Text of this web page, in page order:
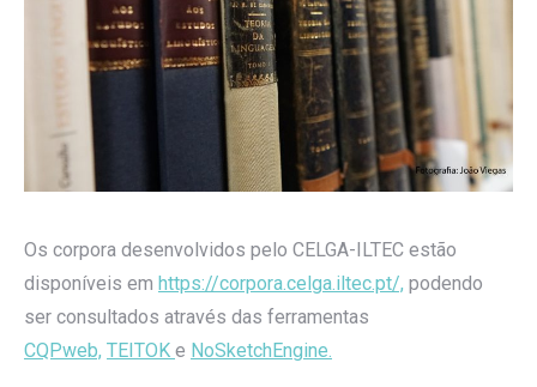
Os corpora desenvolvidos pelo CELGA-ILTEC estão
disponíveis em https://corpora.celga.iltec.pt/, podendo
ser consultados através das ferramentas
CQPweb, TEITOK e NoSketchEngine.